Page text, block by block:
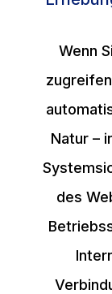
Wenn
Natur –
des